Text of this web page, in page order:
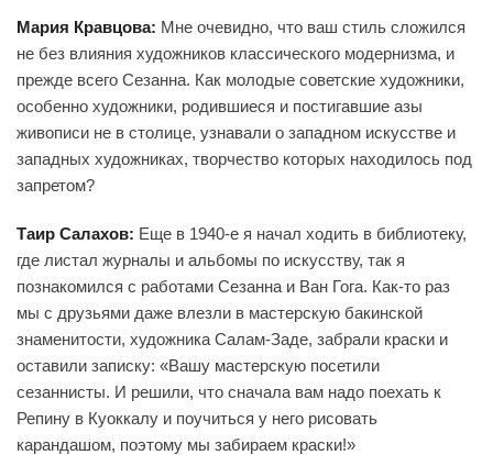
Мария Кравцова: Мне очевидно, что ваш стиль сложился
не без влияния художников классического модернизма, и
прежде всего Сезанна. Как молодые советские художники,
особенно художники, родившиеся и постигавшие азы
живописи не в столице, узнавали о западном искусстве и
западных художниках, творчество которых находилось под
запретом?
Таир Салахов: Еще в 1940-е я начал ходить в библиотеку,
где листал журналы и альбомы по искусству, так я
познакомился с работами Сезанна и Ван Гога. Как-то раз
мы с друзьями даже влезли в мастерскую бакинской
знаменитости, художника Салам-Заде, забрали краски и
оставили записку: «Вашу мастерскую посетили
сезаннисты. И решили, что сначала вам надо поехать к
Репину в Куоккалу и поучиться у него рисовать
карандашом, поэтому мы забираем краски!»